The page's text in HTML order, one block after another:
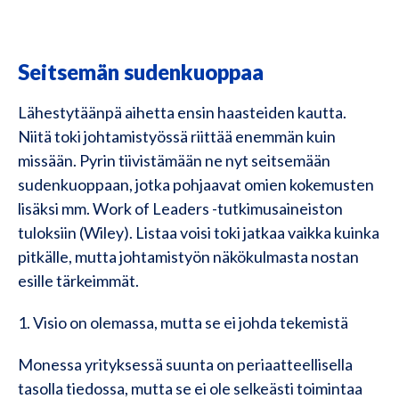
Seitsemän sudenkuoppaa
Lähestytäänpä aihetta ensin haasteiden kautta.
Niitä toki johtamistyössä riittää enemmän kuin
missään. Pyrin tiivistämään ne nyt seitsemään
sudenkuoppaan, jotka pohjaavat omien kokemusten
lisäksi mm. Work of Leaders -tutkimusaineiston
tuloksiin (Wiley). Listaa voisi toki jatkaa vaikka kuinka
pitkälle, mutta johtamistyön näkökulmasta nostan
esille tärkeimmät.
1. Visio on olemassa, mutta se ei johda tekemistä
Monessa yrityksessä suunta on periaatteellisella
tasolla tiedossa, mutta se ei ole selkeästi toimintaa